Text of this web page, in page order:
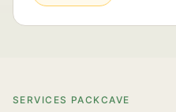
SERVICES PACKCAVE